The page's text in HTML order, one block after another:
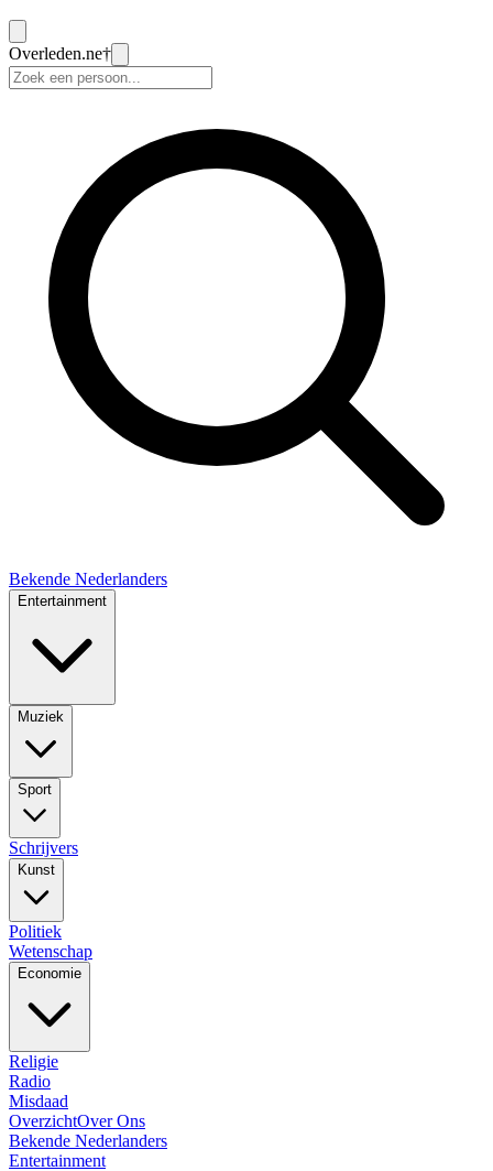
Overleden.ne†
Bekende Nederlanders
Entertainment
Muziek
Sport
Schrijvers
Kunst
Politiek
Wetenschap
Economie
Religie
Radio
Misdaad
OverzichtOver Ons
Bekende Nederlanders
Entertainment